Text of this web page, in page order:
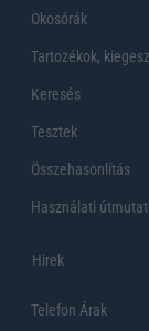
Okosórák
Tartozékok,
Keresés
Tesztek
Összehasonlítás
Használati
Hirek
Telefon Árak